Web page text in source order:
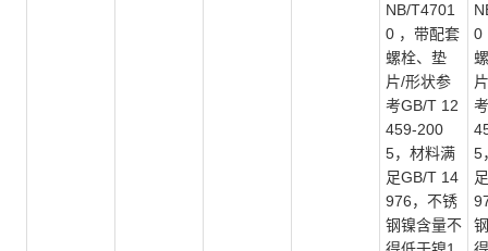
NB/T4701
0 ，带配套
螺栓、垫
片/形状参
考GB/T 12
459-200
5，材料满
足GB/T 14
976，不锈
钢镍含量不
0
5